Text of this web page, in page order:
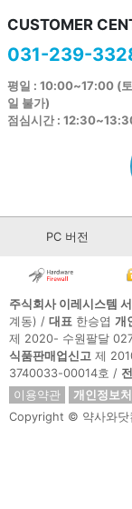
CUSTOMER
031-239-
평일 : 10:00~17:00 (
일 불가)
점심시간 :
PC 버전
주식회사 이레시스템
계동) / 대표 한승엽 개
제 2020- 수원팔달
식품판매업신고 제
3740033-00014호 /
이용약관
개인정보
Copyright © 약사와